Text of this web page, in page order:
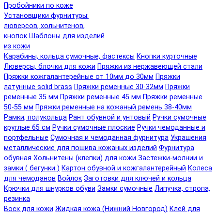
Пробойники по коже
Установщики фурнитуры:
люверсов, хольнитенов,
кнопок Шаблоны для изделий
из кожи
Карабины, кольца сумочные, фастексы Кнопки курточные
Люверсы, блочки для кожи Пряжки из нержавеющей стали
Пряжки кожгалантерейные от 10мм до 30мм Пряжки
латунные solid brass Пряжки ременные 30-32мм Пряжки
ременные 35 мм Пряжки ременные 45 мм Пряжки ременные
50-55 мм Пряжки ременные на кожаный ремень 38-40мм
Рамки, полукольца Рант обувной и унтовый Ручки сумочные
круглые 65 см Ручки сумочные плоские Ручки чемоданные и
портфельные Сумочная и чемоданная фурнитура Украшения
металлические для пошива кожаных изделий Фурнитура
обувная Хольнитены (клепки) для кожи Застежки-молнии и
замки ( бегунки ) Картон обувной и кожгалантерейный Колеса
для чемоданов Войлок Заготовки для ключей и кольца
Крючки для шнурков обуви Замки сумочные Липучка, стропа,
резинка
Воск для кожи Жидкая кожа (Нижний Новгород) Клей для